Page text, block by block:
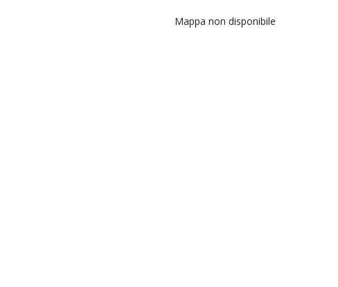
Mappa non disponibile